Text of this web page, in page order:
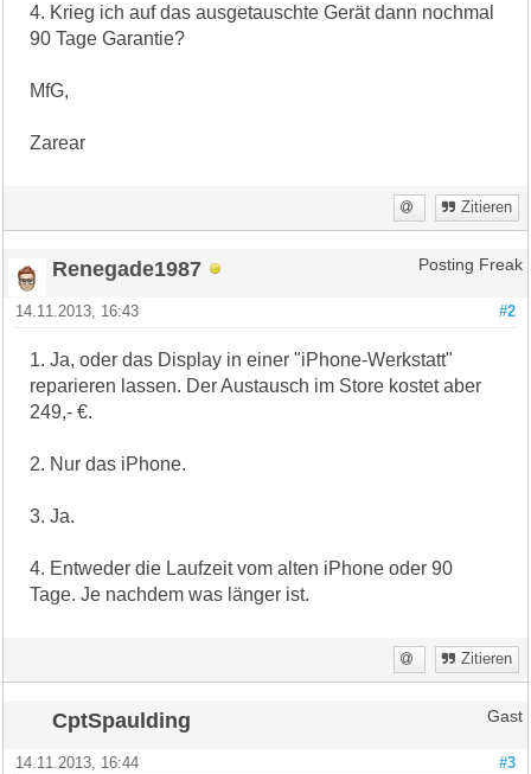
4. Krieg ich auf das ausgetauschte Gerät dann nochmal
90 Tage Garantie?
MfG,
Zarear
Zitieren
Renegade1987 Posting Freak
#2
14.11.2013, 16:43
1. Ja, oder das Display in einer "iPhone-Werkstatt"
reparieren lassen. Der Austausch im Store kostet aber
249,- €.
2. Nur das iPhone.
3. Ja.
4. Entweder die Laufzeit vom alten iPhone oder 90
Tage. Je nachdem was länger ist.
Zitieren
CptSpaulding Gast
#3
14.11.2013, 16:44